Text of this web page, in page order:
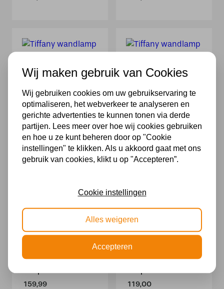
Tiffany wandlamp
Sky Blue – Art
Nouveau –
sterrenhemel
design
155,00
Tiffany wandlamp
Starry Night –
sterrenhemel
design – 2-lichts
239,00
Tiffany wandlamp
159,99
Tiffany Wandlamp
119,00
Wij maken gebruik van Cookies
Wij gebruiken cookies om uw gebruikservaring te
optimaliseren, het webverkeer te analyseren en
gerichte advertenties te kunnen tonen via derde
partijen. Lees meer over hoe wij cookies gebruiken
en hoe u ze kunt beheren door op "Cookie
instellingen" te klikken. Als u akkoord gaat met ons
gebruik van cookies, klikt u op "Accepteren”.
Cookie instellingen
Alles weigeren
Accepteren